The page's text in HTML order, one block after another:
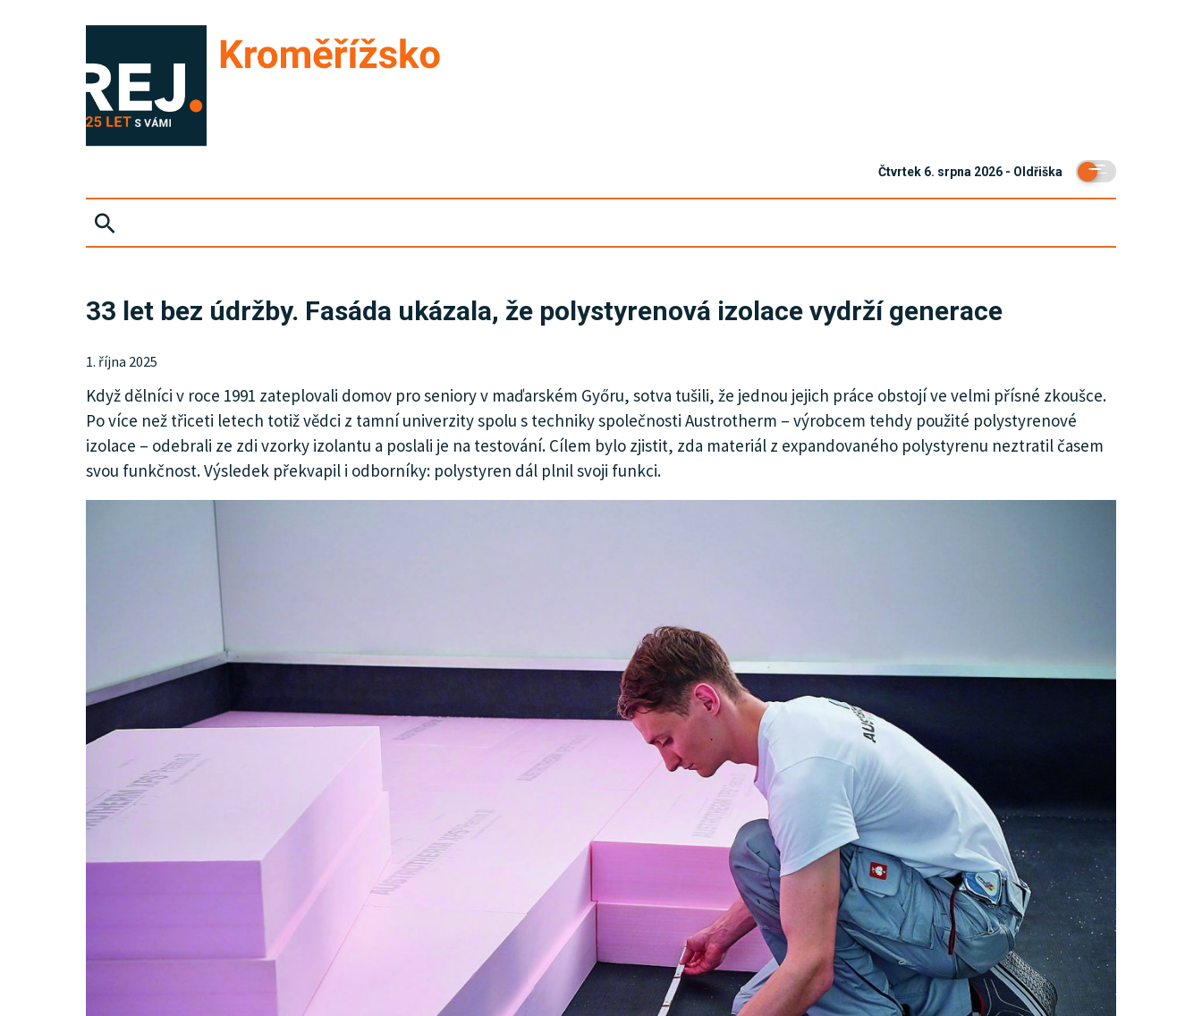
Čtvrtek 6. srpna 2026 - Oldřiška
KULTURA
33 let bez údržby. Fasáda ukázala, že polystyrenová izolace vydrží generace
1. října 2025
Když dělníci v roce 1991 zateplovali domov pro seniory v maďarském Győru, sotva tušili, že jednou jejich práce obstojí ve velmi přísné zkoušce.
Po více než třiceti letech totiž vědci z tamní univerzity spolu s techniky společnosti Austrotherm – výrobcem tehdy použité polystyrenové
izolace – odebrali ze zdi vzorky izolantu a poslali je na testování. Cílem bylo zjistit, zda materiál z expandovaného polystyrenu neztratil časem
svou funkčnost. Výsledek překvapil i odborníky: polystyren dál plnil svoji funkci.